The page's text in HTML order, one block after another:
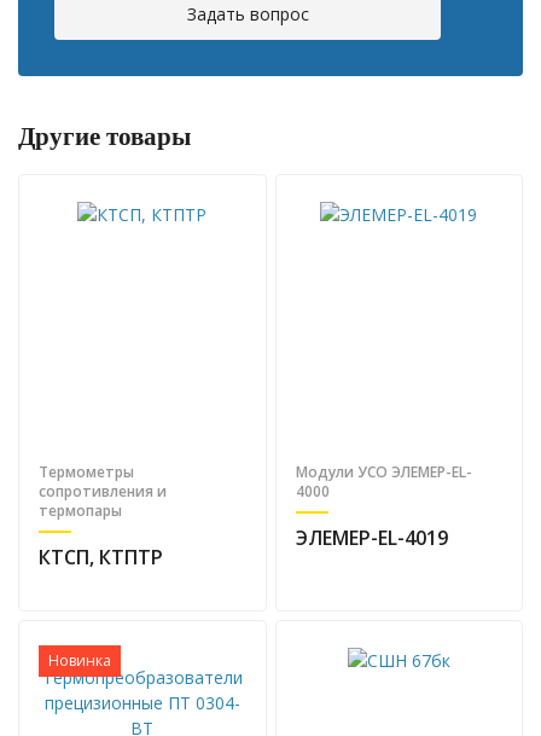
Задать вопрос
Другие товары
Термометры
сопротивления и
термопары
КТСП, КТПТР
Модули УСО ЭЛЕМЕР-EL-
4000
ЭЛЕМЕР-EL-4019
Новинка